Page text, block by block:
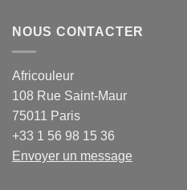
NOUS CONTACTER
Africouleur
108 Rue Saint-Maur
75011 Paris
+33 1 56 98 15 36
Envoyer un message